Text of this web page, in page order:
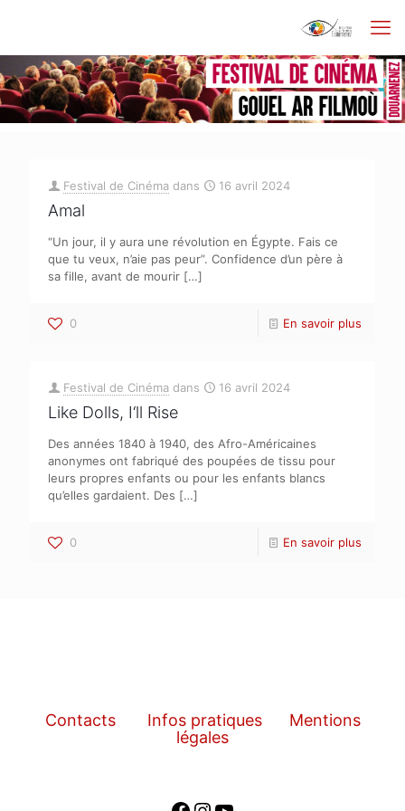
Festival de Cinéma dans 16 avril 2024
Amal
“Un jour, il y aura une révolution en Égypte. Fais ce
que tu veux, n’aie pas peur”. Confidence d’un père à
sa fille, avant de mourir […]
0 En savoir plus
Festival de Cinéma dans 16 avril 2024
Like Dolls, I‘ll Rise
Des années 1840 à 1940, des Afro-Américaines
anonymes ont fabriqué des poupées de tissu pour
leurs propres enfants ou pour les enfants blancs
qu’elles gardaient. Des […]
0 En savoir plus
Contacts Infos pratiques
Mentions
légales